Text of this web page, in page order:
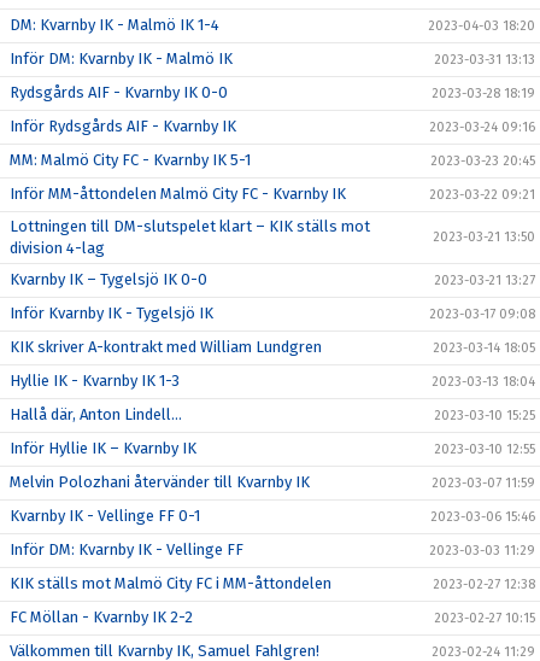
DM: Kvarnby IK - Malmö IK 1-4 2023-04-03 18:20
Inför DM: Kvarnby IK - Malmö IK 2023-03-31 13:13
Rydsgårds AIF - Kvarnby IK 0-0 2023-03-28 18:19
Inför Rydsgårds AIF - Kvarnby IK 2023-03-24 09:16
MM: Malmö City FC - Kvarnby IK 5-1 2023-03-23 20:45
Inför MM-åttondelen Malmö City FC - Kvarnby IK 2023-03-22 09:21
Lottningen till DM-slutspelet klart – KIK ställs mot
division 4-lag
2023-03-21 13:50
Kvarnby IK – Tygelsjö IK 0-0 2023-03-21 13:27
Inför Kvarnby IK - Tygelsjö IK 2023-03-17 09:08
KIK skriver A-kontrakt med William Lundgren 2023-03-14 18:05
Hyllie IK - Kvarnby IK 1-3 2023-03-13 18:04
Hallå där, Anton Lindell… 2023-03-10 15:25
Inför Hyllie IK – Kvarnby IK 2023-03-10 12:55
Melvin Polozhani återvänder till Kvarnby IK 2023-03-07 11:59
Kvarnby IK - Vellinge FF 0-1 2023-03-06 15:46
Inför DM: Kvarnby IK - Vellinge FF 2023-03-03 11:29
KIK ställs mot Malmö City FC i MM-åttondelen 2023-02-27 12:38
FC Möllan - Kvarnby IK 2-2 2023-02-27 10:15
Välkommen till Kvarnby IK, Samuel Fahlgren! 2023-02-24 11:29